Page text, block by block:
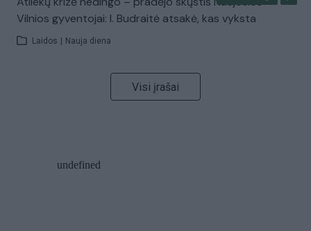
Vilnios gyventojai: I. Budraitė atsakė, kas vyksta
Laidos Nauja diena
Visi įrašai